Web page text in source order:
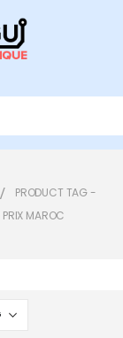
PRODUCT TAG -
MAROC